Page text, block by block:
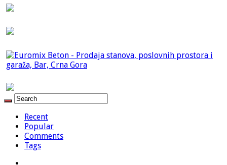
Recent
Popular
Comments
Tags